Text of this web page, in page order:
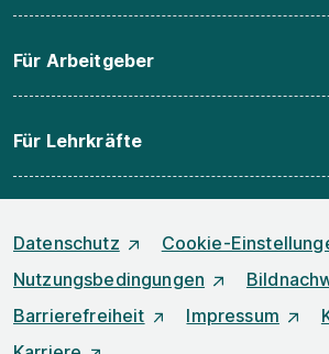
Für Arbeitgeber
Für Lehrkräfte
Datenschutz
Cookie-
Nutzungsbedingungen
Barrierefreiheit
Impressum